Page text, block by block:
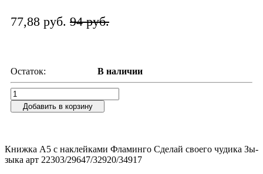
77,88 руб. 94 руб.
Остаток: В наличии
Добавить в корзину
Книжка А5 с наклейками Фламинго Сделай своего чудика Зы-
зыка арт 22303/29647/32920/34917